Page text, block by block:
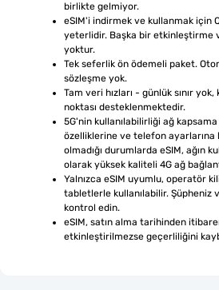
birlikte gelmiyor.
eSIM'i indirmek ve kullanmak için
yeterlidir. Başka bir etkinleştirme
yoktur.
Tek seferlik ön ödemeli paket.
sözleşme yok.
Tam veri hızları - günlük sınır
noktası desteklenmektedir.
5G'nin kullanılabilirliği ağ
özelliklerine ve telefon ayarlarına
olmadığı durumlarda eSIM, ağın
olarak yüksek kaliteli 4G ağ
Yalnızca eSIM uyumlu, operatör
tabletlerle kullanılabilir. Şüpheniz
kontrol edin.
eSIM, satın alma tarihinden
etkinleştirilmezse geçerliliğini